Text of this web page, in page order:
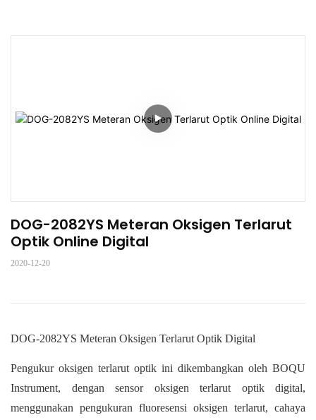
DOG-2082YS Meteran Oksigen Terlarut
Optik Online Digital
2020-12-20
DOG-2082YS Meteran Oksigen Terlarut Optik Digital
Pengukur oksigen terlarut optik ini dikembangkan oleh BOQU
Instrument, dengan sensor oksigen terlarut optik digital,
menggunakan pengukuran fluoresensi oksigen terlarut, cahaya